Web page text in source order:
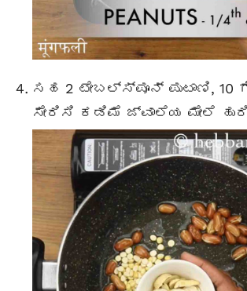
ಸಹ 2 ಟೇಬಲ್ಸ್ಪೂನ್ ಪುಟಾಣಿ, 10
ಸೇರಿಸಿ ಕಡಿಮೆ ಜ್ವಾಲೆಯ ಮೇಲೆ